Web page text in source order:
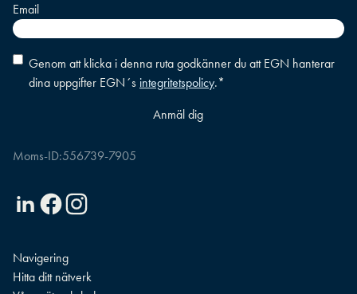
Email
Consent *
Genom att klicka i denna ruta godkänner du att EGN hanterar
dina uppgifter EGN´s integritetspolicy.*
Moms-ID:556739-7905
LinkedinFacebookInstagram
Navigering
Hitta ditt nätverk